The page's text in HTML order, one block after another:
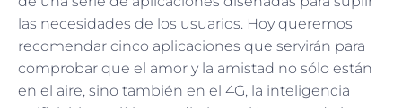
las necesidades de los usuarios. Hoy queremos
recomendar cinco aplicaciones que servirán para
comprobar que el amor y la amistad no sólo están
en el aire, sino también en el 4G, la inteligencia